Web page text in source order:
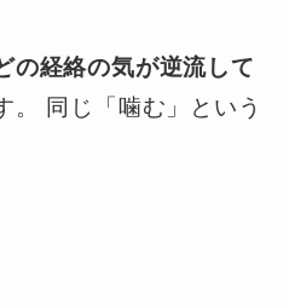
の経絡の気が逆流して
。 同じ「噛む」という